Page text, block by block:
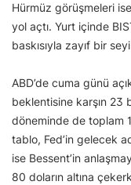
Hürmüz görüşmeleri
yol açtı. Yurt içinde
baskısıyla zayıf bir
ABD’de cuma günü
beklentisine karşın 23
döneminde de toplam
tablo, Fed’in gelecek
ise Bessent’in
80 doların altına